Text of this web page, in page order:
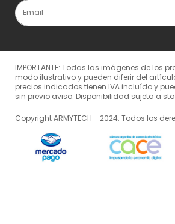
IMPORTANTE: Todas las imágenes de los
modo ilustrativo y pueden diferir del
precios indicados tienen IVA incluído y
sin previo aviso. Disponibilidad sujeta a
Copyright ARMYTECH - 2024. Todos los